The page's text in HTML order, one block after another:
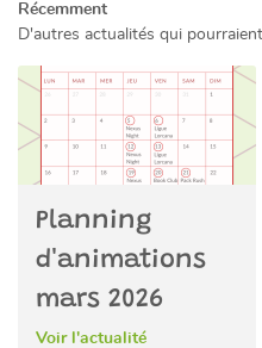
Récemment
D'autres actualités qui
Planning
d'animations
mars 2026
Voir l'actualité